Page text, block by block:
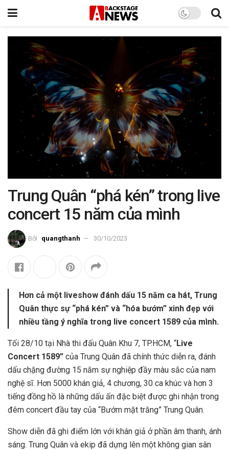
Trung Quân “phá kén” trong live
concert 15 năm của mình
Bởi quangthanh 30/10/2023
Hơn cả một liveshow đánh dấu 15 năm ca hát, Trung
Quân thực sự “phá kén” và “hóa bướm” xinh đẹp với
nhiều tầng ý nghĩa trong live concert 1589 của mình.
Tối 28/10 tại Nhà thi đấu Quân Khu 7, TP.HCM, “Live
Concert 1589” của Trung Quân đã chính thức diễn ra, đánh
dấu chặng đường 15 năm sự nghiệp đầy màu sắc của nam
nghệ sĩ. Hơn 5000 khán giả, 4 chương, 30 ca khúc và hơn 3
tiếng đồng hồ là những dấu ấn đặc biệt được ghi nhận trong
đêm concert đầu tay của “Bướm mặt trăng” Trung Quân.
Show diễn đã ghi điểm lớn với khán giả ở phần âm thanh, ánh
sáng. Trung Quân và ekip đã dựng lên một không gian sân